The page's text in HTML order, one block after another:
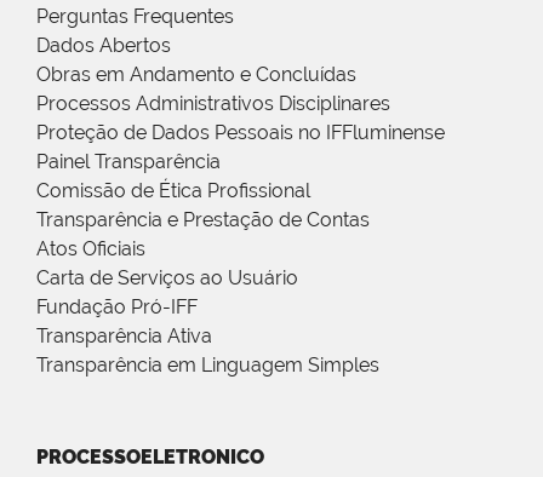
Perguntas Frequentes
Dados Abertos
Obras em Andamento e Concluídas
Processos Administrativos Disciplinares
Proteção de Dados Pessoais no IFFluminense
Painel Transparência
Comissão de Ética Profissional
Transparência e Prestação de Contas
Atos Oficiais
Carta de Serviços ao Usuário
Fundação Pró-IFF
Transparência Ativa
Transparência em Linguagem Simples
PROCESSOELETRONICO